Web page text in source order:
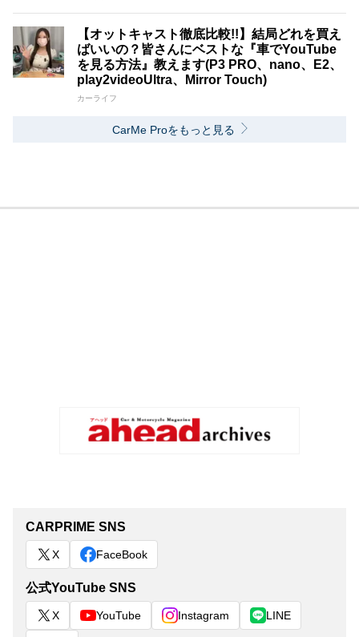
【オットキャスト徹底比較!!】結局どれを買え
ばいいの？皆さんにベストな『車でYouTube
を見る方法』教えます(P3 PRO、nano、E2、
play2videoUltra、Mirror Touch)
カーライフ
CarMe Proをもっと見る
CARPRIME SNS
X FaceBook
公式YouTube SNS
X YouTube Instagram LINE